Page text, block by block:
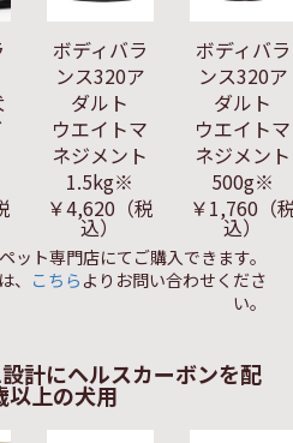
ボディバラ
ンス320ア
ダルト
ウエイトマ
ネジメント
1.5kg※
￥4,620 （税
込）
ボディバラ
ンス320ア
ダルト
ウエイトマ
ネジメント
500g※
￥1,760 （
込）
ト専門店にてご購入できます。
こちら よりお問い合わせくださ
い。
計にヘルスカーボンを配
上の犬用